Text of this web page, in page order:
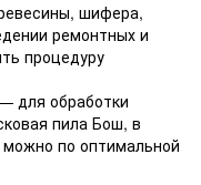
шифера,
ремонтных и
процедуру
для обработки
пила Бош, в
по оптимальной